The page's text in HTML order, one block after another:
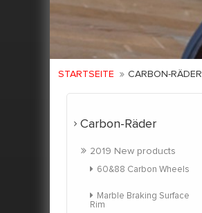
STARTSEITE CARBON-RÄDER
Carbon-Räder
2019 New products
60&88 Carbon Wheels
Marble Braking Surface
Rim